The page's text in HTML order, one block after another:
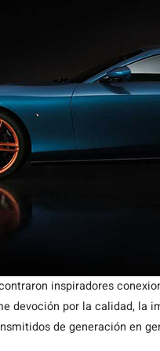
inspiradores
devoción por la calidad,
de generación en